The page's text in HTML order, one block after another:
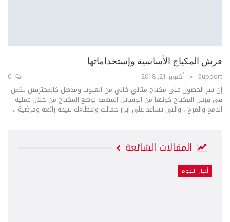
فرش المكياج الأساسية وإستخداماتها
Support أكتوبر 21, 2018
إن سر الحصول على مكياج مثالي خالي من العيوب ومذهل كالمحترفين يكمن
في فرش المكياج كونها من الوسائل المهمة لوضع المكياج من خلال عملية
الدمج والمزج ، والتي تساعد على إبراز جمالك وإعطاءك نتيجة رائعة ومرضية ...
المقالات الشائعة
أخبار النجوم